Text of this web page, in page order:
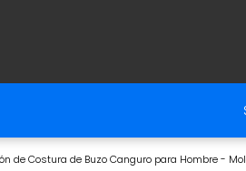
de Costura de Buzo Canguro para Hombre -